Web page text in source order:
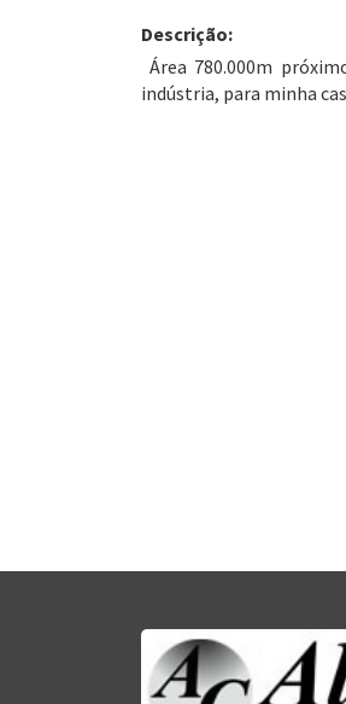
Descrição:
Área 780.000m
indústria, para minha